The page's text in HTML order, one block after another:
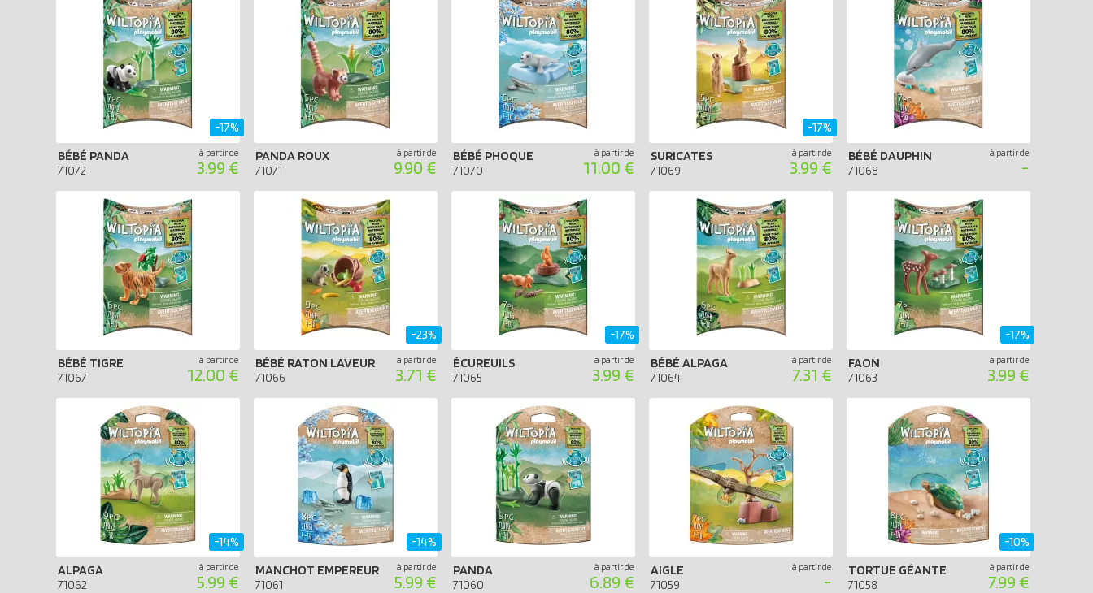
BÉBÉ PANDA
71072
à partir de
3.99 €
-17%
PANDA ROUX
71071
à partir de
9.90 €
BÉBÉ PHOQUE
71070
à partir de
11.00 €
SURICATES
71069
à partir de
3.99 €
-17%
BÉBÉ DAUPHIN
71068
à partir de
-
BÉBÉ TIGRE
71067
à partir de
12.00 €
BÉBÉ RATON LAVEUR
71066
à partir de
3.71 €
-23%
ÉCUREUILS
71065
à partir de
3.99 €
-17%
BÉBÉ ALPAGA
71064
à partir de
7.31 €
FAON
71063
à partir de
3.99 €
-17%
ALPAGA
71062
à partir de
5.99 €
-14%
MANCHOT EMPEREUR
71061
à partir de
5.99 €
-14%
PANDA
71060
à partir de
6.89 €
AIGLE
71059
à partir de
-
TORTUE GÉANTE
71058
à partir de
7.99 €
-10%